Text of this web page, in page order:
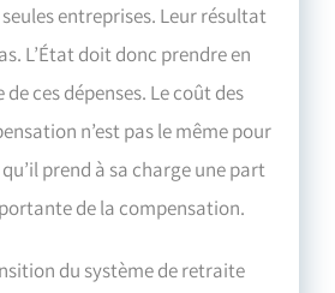
entreprises. Leur résultat
L’État doit donc prendre en
ces dépenses. Le coût des
n’est pas le même pour
prend à sa charge une part
de la compensation.
du système de retraite